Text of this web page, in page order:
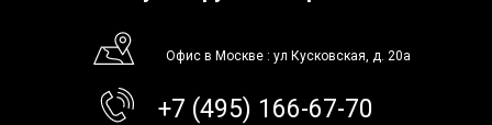
Офис в Москве : ул Кусковская, д. 20а
+7 (495) 166-67-70